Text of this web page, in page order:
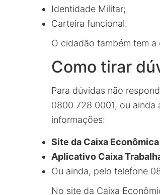
Identidade Militar;
Carteira funcional.
O cidadão também tem
Como tirar
Para dúvidas não
0800 728 0001, ou ainda
informações:
Site da Caixa
Aplicativo Caixa
Ou ainda, pelo telefone
No site da Caixa